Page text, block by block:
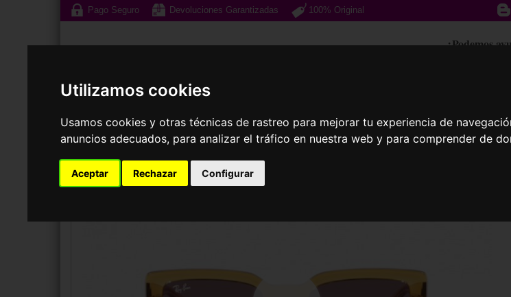
Utilizamos cookies
Usamos cookies y otras técnicas de rastreo para mejorar tu experiencia de
anuncios adecuados, para analizar el tráfico en nuestra web y para comprender de
Aceptar Rechazar Configurar
Pago Seguro Devoluciones Garantizadas 100% Original
¿Podemos
Gafas de Sol Gafas Graduadas Gafas
GAFAS DE SOL RAY-BAN RB4395 KILIANE